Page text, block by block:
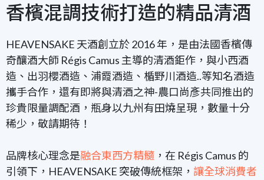
香檳混調技術打造的精品清酒
HEAVENSAKE 天酒創立於 2016 年，是由法國香檳傳
奇釀酒大師 Régis Camus 主導的清酒鉅作，與小西酒
造、出羽櫻酒造、浦霞酒造、楯野川酒造..等知名酒造
攜手合作，還有即將與清酒之神-農口尚彥共同推出的
珍貴限量調配酒，瓶身以九州有田燒呈現，數量十分
稀少，敬請期待！
品牌核心理念是融合東西方精髓 ，在 Régis Camus 的
引領下，HEAVENSAKE 突破傳統框架， 讓全球消費者